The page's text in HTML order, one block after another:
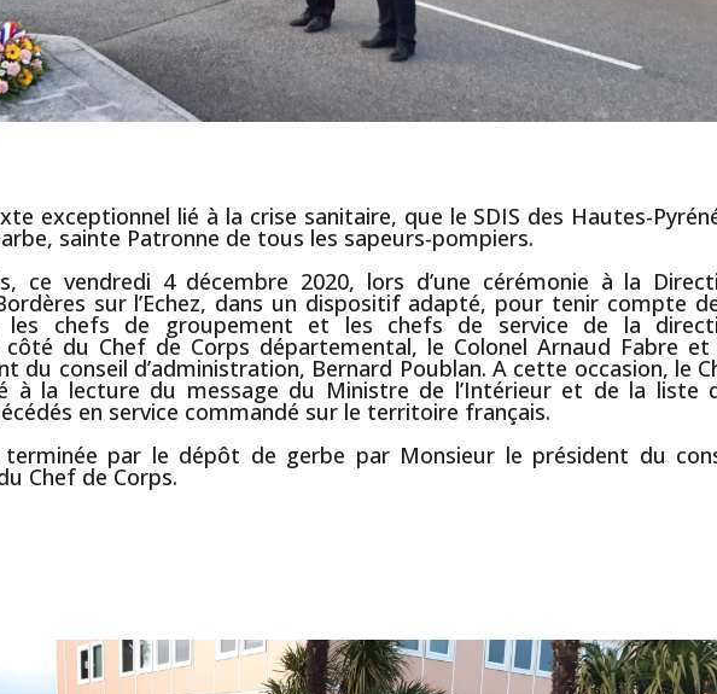
exceptionnel lié à la crise sanitaire, que le SDIS des Hautes-
, sainte Patronne de tous les sapeurs-pompiers.
ce vendredi 4 décembre 2020, lors d’une cérémonie à la
sur l’Echez, dans un dispositif adapté, pour tenir compte
les chefs de groupement et les chefs de service de la
côté du Chef de Corps départemental, le Colonel Arnaud Fabre
du conseil d’administration, Bernard Poublan. A cette occasion, le
à la lecture du message du Ministre de l’Intérieur et de la liste
en service commandé sur le territoire français.
terminée par le dépôt de gerbe par Monsieur le président du
Chef de Corps.